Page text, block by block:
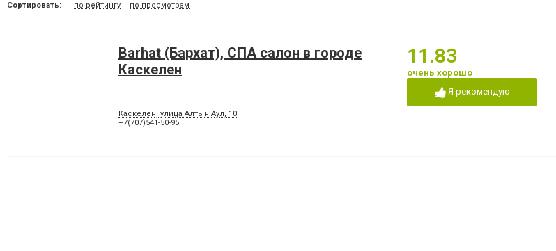
Сортировать: по рейтингу по просмотрам
Barhat (Бархат), СПА салон в городе
Каскелен
Каскелен, улица Алтын Аул, 10
+7(707)541-50-95
11.83
очень хорошо
Я рекомендую